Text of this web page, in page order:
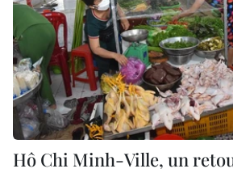
Hô Chi Minh-Ville, un